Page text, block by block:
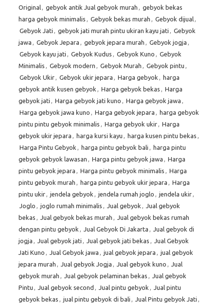
Original, gebyok antik Jual gebyok murah , gebyok bekas
harga gebyok minimalis , Gebyok bekas murah , Gebyok dijual,
Gebyok Jati , gebyok jati murah pintu ukiran kayu jati , Gebyok
jawa , Gebyok Jepara , gebyok jepara murah , Gebyok jogja ,
Gebyok kayu jati , Gebyok Kudus , Gebyok Kuno , Gebyok
Minimalis , Gebyok modern , Gebyok Murah , Gebyok pintu ,
Gebyok Ukir, Gebyok ukir jepara , Harga gebyok , harga
gebyok antik kusen gebyok , Harga gebyok bekas , Harga
gebyok jati , Harga gebyok jati kuno , Harga gebyok jawa ,
Harga gebyok jawa kuno , Harga gebyok jepara , harga gebyok
pintu pintu gebyok minimalis , Harga gebyok ukir, Harga
gebyok ukir jepara , harga kursi kayu , harga kusen pintu bekas ,
Harga Pintu Gebyok , harga pintu gebyok bali , harga pintu
gebyok gebyok lawasan , Harga pintu gebyok jawa , Harga
pintu gebyok jepara , Harga pintu gebyok minimalis , Harga
pintu gebyok murah , harga pintu gebyok ukir jepara , Harga
pintu ukir, jendela gebyok , jendela rumah joglo , jendela ukir,
Joglo , joglo rumah minimalis , Jual gebyok , Jual gebyok
bekas , Jual gebyok bekas murah , Jual gebyok bekas rumah
dengan pintu gebyok , Jual Gebyok Di Jakarta , Jual gebyok di
jogja , Jual gebyok jati , Jual gebyok jati bekas , Jual Gebyok
Jati Kuno , Jual Gebyok jawa , jual gebyok jepara , jual gebyok
jepara murah , Jual gebyok Jogja , Jual gebyok kuno , Jual
gebyok murah , Jual gebyok pelaminan bekas , Jual gebyok
Pintu , Jual gebyok second , Jual pintu gebyok , Jual pintu
gebyok bekas , jual pintu gebyok di bali , Jual Pintu gebyok Jati ,